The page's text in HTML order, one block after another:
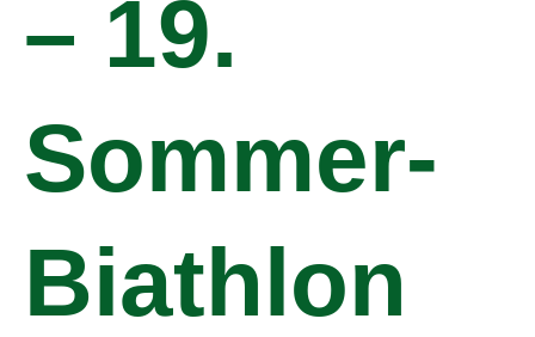
– 19.
Sommer-
Biathlon